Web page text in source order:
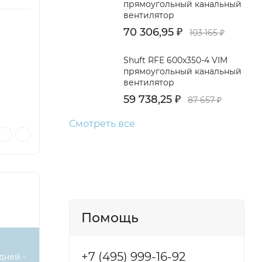
-
прямоугольный канальный
вентилятор
70 306,95 ₽ 103 165₽
Shuft RFE 600x350-4 VIM
прямоугольный канальный
вентилятор
59 738,25 ₽ 87 657₽
Смотреть все
Помощь
+7 (495) 999-16-92